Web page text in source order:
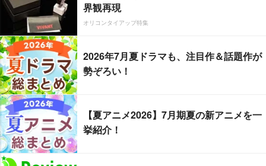
界観再現
オリコンタイアップ特集
2026年7月夏ドラマも、注目作＆話題作が
勢ぞろい！
【夏アニメ2026】7月期夏の新アニメを一
挙紹介！